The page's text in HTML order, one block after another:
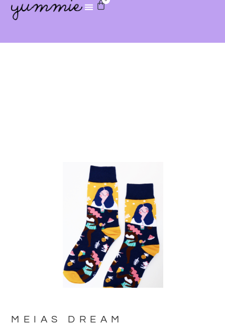
MEIAS DREAM